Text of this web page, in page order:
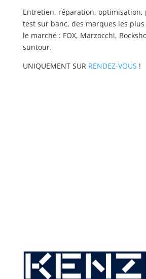
Entretien, réparation, optimisation,
test sur banc, des marques les
le marché : FOX, Marzocchi,
suntour.
UNIQUEMENT SUR RENDEZ-VOUS !